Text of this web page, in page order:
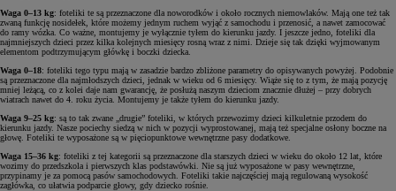
Waga 0–13 kg: foteliki te są przeznaczone dla noworodków i około rocznych niemowlaków. Mają one też tak
zwaną funkcję nosidełek, które możemy jednym ruchem wyjąć z samochodu i przenosić, a nawet zamocować
do ramy wózka. Co ważne, montujemy je wyłącznie tyłem do kierunku jazdy. I jeszcze jedno, foteliki dla
najmniejszych dzieci przez kilka kolejnych miesięcy rosną wraz z nimi. Dzieje się tak dzięki wyjmowanym
elementom podtrzymującym główkę i boczki dziecka.
Waga 0–18: foteliki tego typu mają w zasadzie bardzo zbliżone parametry do opisywanych powyżej. Podobnie
są przeznaczone dla najmłodszych dzieci, jednak w wieku od 6 miesięcy. Wiąże się to z tym, że mają pozycję
mniej leżącą, co z kolei daje nam gwarancję, że posłużą naszym dzieciom znacznie dłużej – przy dobrych
wiatrach nawet do 4. roku życia. Montujemy je także tyłem do kierunku jazdy.
Waga 9–25 kg: są to tak zwane „drugie” foteliki, w których przewozimy dzieci kilkuletnie przodem do
kierunku jazdy. Nasze pociechy siedzą w nich w pozycji wyprostowanej, mają też specjalne osłony boczne na
głowę. Foteliki te wyposażone są w pięciopunktowe wewnętrzne pasy dodatkowe.
Waga 15–36 kg: foteliki z tej kategorii są przeznaczone dla starszych dzieci w wieku do około 12 lat, które
wozimy do przedszkola i pierwszych klas podstawówki. Nie są już wyposażone w pasy wewnętrzne,
przypinamy je za pomocą pasów samochodowych. Foteliki takie najczęściej mają regulowaną wysokość
zagłówka, co ułatwia podparcie głowy, gdy dziecko rośnie.